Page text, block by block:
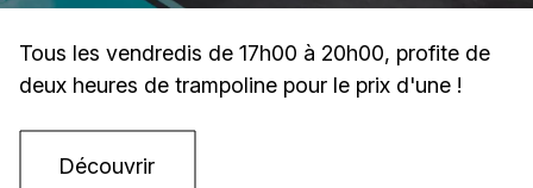
Tous les vendredis de 17h00 à 20h00, profite de
deux heures de trampoline pour le prix d'une !
Découvrir